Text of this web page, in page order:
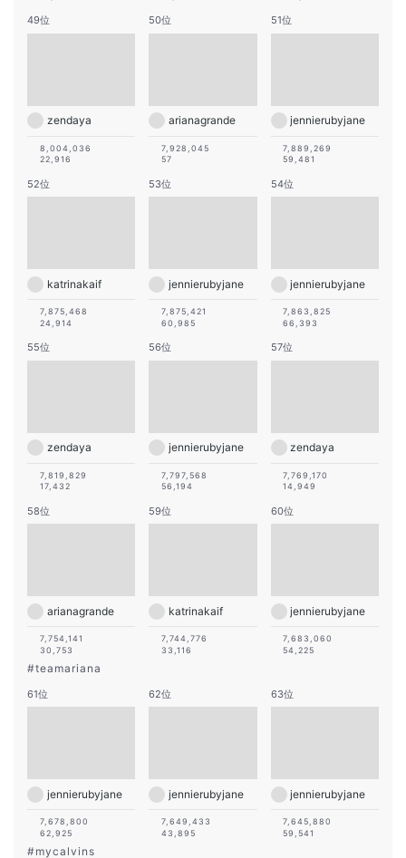
49位
zendaya
8,004,036
22,916
50位
arianagrande
7,928,045
57
51位
jennierubyjane
7,889,269
59,481
52位
katrinakaif
7,875,468
24,914
53位
jennierubyjane
7,875,421
60,985
54位
jennierubyjane
7,863,825
66,393
55位
zendaya
7,819,829
17,432
56位
jennierubyjane
7,797,568
56,194
57位
zendaya
7,769,170
14,949
58位
arianagrande
7,754,141
30,753
#teamariana
59位
katrinakaif
7,744,776
33,116
60位
jennierubyjane
7,683,060
54,225
61位
jennierubyjane
7,678,800
62,925
#mycalvins
62位
jennierubyjane
7,649,433
43,895
63位
jennierubyjane
7,645,880
59,541